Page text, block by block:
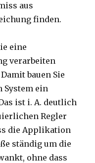
aus
finden.
eine
verarbeiten
bauen Sie
ein
ist i. A. deutlich
Regler
die Applikation
ständig um die
ohne dass